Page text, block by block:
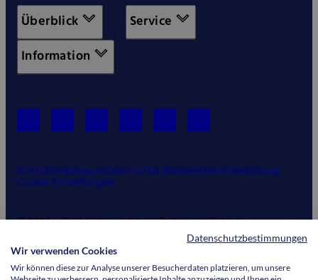
Überblick
Service
Information
KontaktImpressumDatenschutzBarrierefreiheitserklärung
Cookie Einstellungen
© 2026 v. Bodelschwinghsche Stiftungen Bethel
Datenschutzbestimmungen
Wir verwenden Cookies
Wir können diese zur Analyse unserer Besucherdaten platzieren, um unsere